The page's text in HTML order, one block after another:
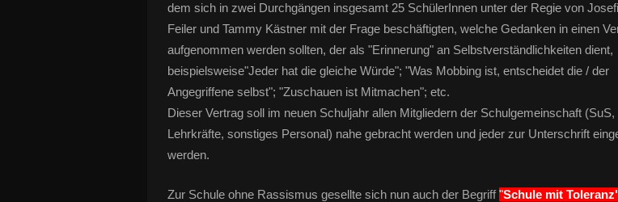
dem sich in zwei Durchgängen insgesamt 25 SchülerInnen unter der Regie von
Feiler und Tammy Kästner mit der Frage beschäftigten, welche Gedanken in einen
aufgenommen werden sollten, der als "Erinnerung" an Selbstverständlichkeiten dient,
beispielsweise"Jeder hat die gleiche Würde"; "Was Mobbing ist, entscheidet die / der
Angegriffene selbst"; "Zuschauen ist Mitmachen"; etc.
Dieser Vertrag soll im neuen Schuljahr allen Mitgliedern der Schulgemeinschaft (SuS,
Lehrkräfte, sonstiges Personal) nahe gebracht werden und jeder zur Unterschrift
werden.
Zur Schule ohne Rassismus gesellte sich nun auch der Begriff"Schule mit